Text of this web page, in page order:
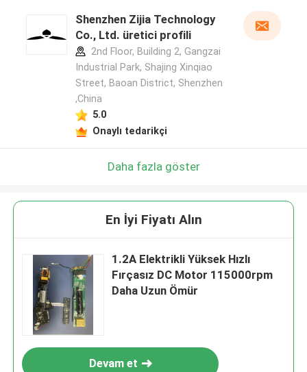
Shenzhen Zijia Technology
Co., Ltd. üretici profili
2nd Floor, Building 2, Gangzai
Industrial Park, Shajing Xinqiao
Street, Baoan District, Shenzhen
,China
5.0
Onaylı tedarikçi
Daha fazla göster
En İyi Fiyatı Alın
1.2A Elektrikli Yüksek Hızlı
Fırçasız DC Motor 115000rpm
Daha Uzun Ömür
Devam et